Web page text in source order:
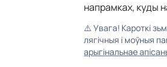
напрамках, куды
⚠️Увага! Кароткі
лягічныя і моўныя
арыгінальнае